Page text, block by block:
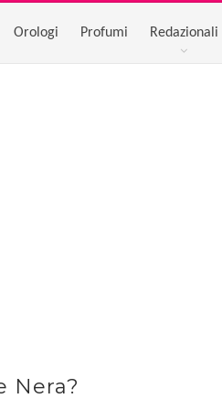
Orologi Profumi Redazionali
Nera?